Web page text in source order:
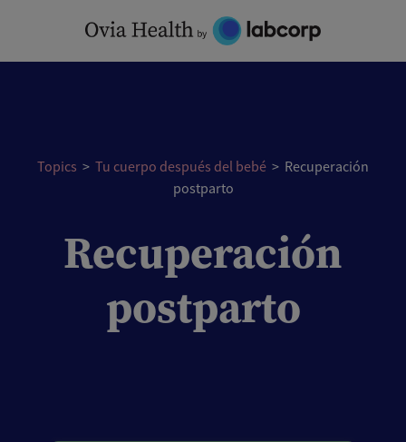
content
Topics > Tu cuerpo después del bebé > Recuperación
postparto
Recuperación
postparto